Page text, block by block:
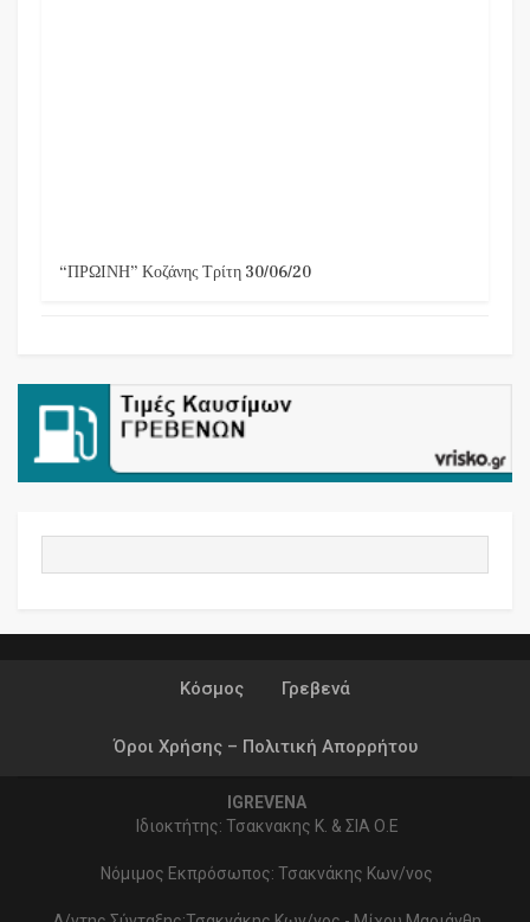
“ΠΡΩΙΝΗ” Κοζάνης Τρίτη 30/06/20
Κόσμος Γρεβενά
Όροι Χρήσης – Πολιτική Απορρήτου
IGREVENA
Ιδιοκτήτης: Τσακνακης Κ. & ΣΙΑ Ο.Ε
Νόμιμος Εκπρόσωπος: Τσακνάκης Κων/νος